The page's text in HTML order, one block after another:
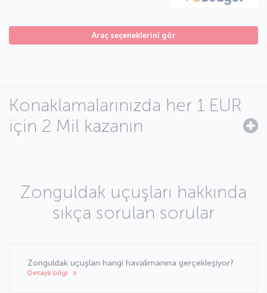
Araç seçeneklerini gör
Konaklamalarınızda her 1 EUR
için 2 Mil kazanın
Zonguldak uçuşları hakkında
sıkça sorulan sorular
Zonguldak uçuşları hangi havalimanına gerçekleşiyor?
Detaylı bilgi